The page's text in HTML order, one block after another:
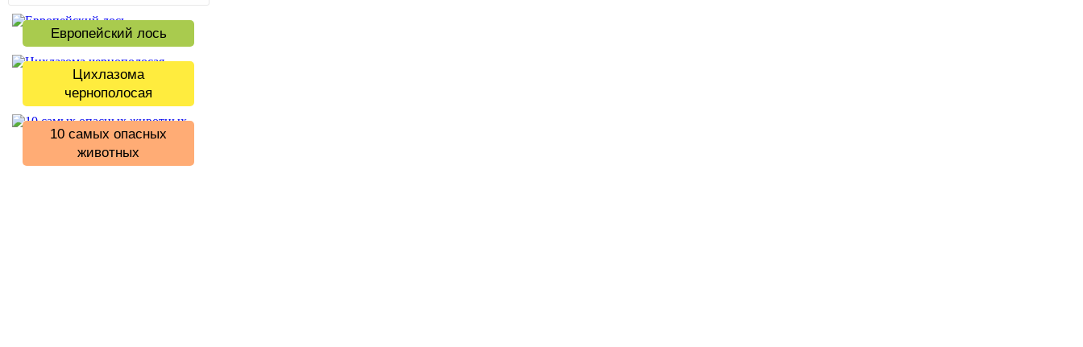
Европейский лось
Цихлазома
чернополосая
10 самых опасных
животных